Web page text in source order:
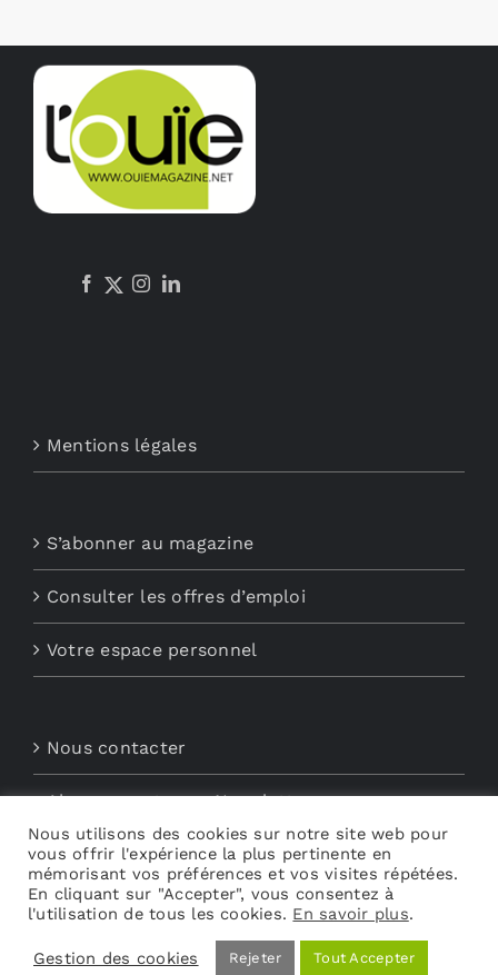
Mentions légales
S’abonner au magazine
Consulter les offres d’emploi
Votre espace personnel
Nous contacter
Abonnements aux Newsletters
Découvrez My Audio
Nous utilisons des cookies sur notre site web pour
vous offrir l'expérience la plus pertinente en
mémorisant vos préférences et vos visites répétées.
En cliquant sur "Accepter", vous consentez à
l'utilisation de tous les cookies. En savoir plus.
Gestion des cookies Rejeter Tout Accepter